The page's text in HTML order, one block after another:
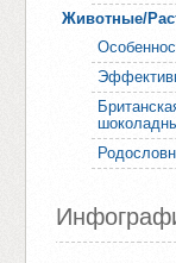
Животные/